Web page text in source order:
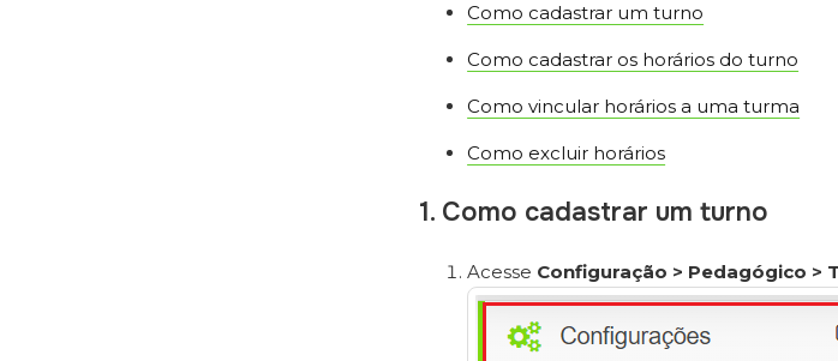
Como cadastrar um turno
Como cadastrar os horários do turno
Como vincular horários a uma turma
Como excluir horários
1. Como cadastrar um turno
Acesse Configuração > Pedagógico >